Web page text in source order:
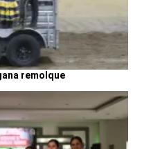
remolque